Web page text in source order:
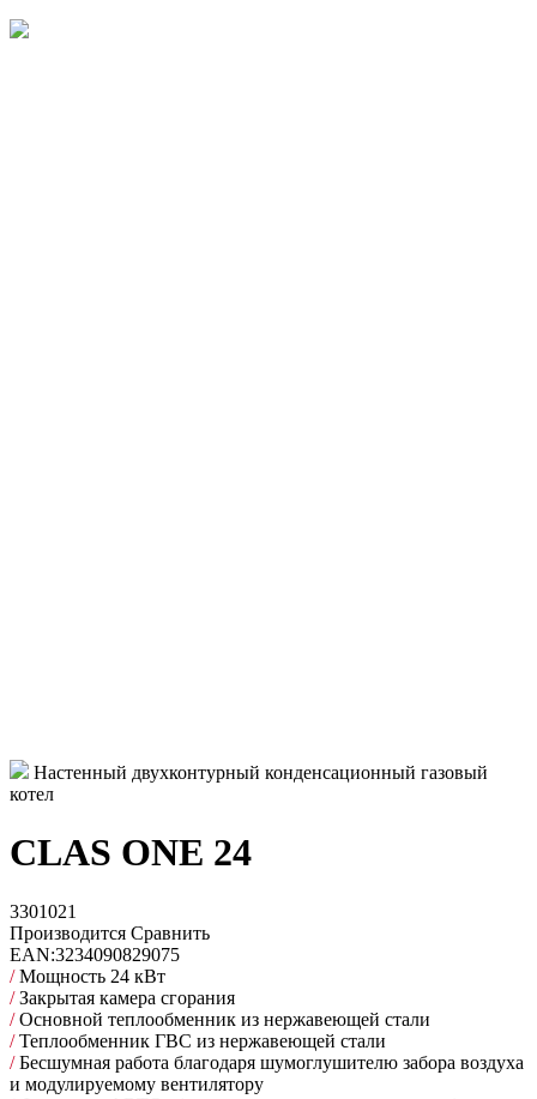
Настенный двухконтурный конденсационный газовый
котел
CLAS ONE 24
3301021
Производится Сравнить
EAN:3234090829075
/Мощность 24 кВт
/Закрытая камера сгорания
/Основной теплообменник из нержавеющей стали
/Теплообменник ГВС из нержавеющей стали
/Бесшумная работа благодаря шумоглушителю забора воздуха
и модулируемому вентилятору